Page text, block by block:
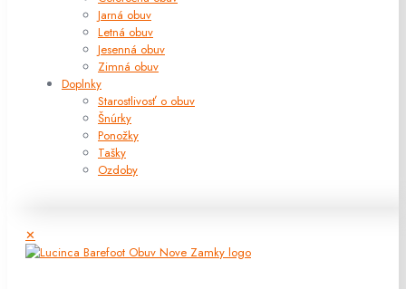
Jarná obuv
Letná obuv
Jesenná obuv
Zimná obuv
Doplnky
Starostlivosť o obuv
Šnúrky
Ponožky
Tašky
Ozdoby
✕